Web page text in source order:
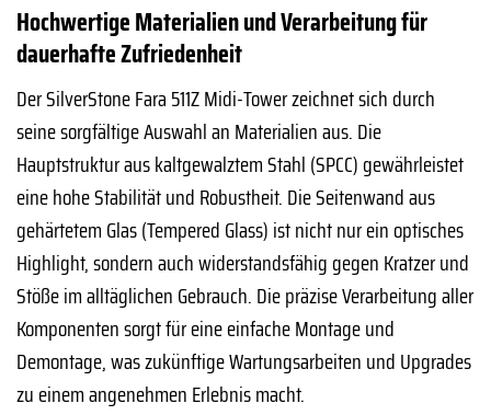
Hochwertige Materialien und Verarbeitung für
dauerhafte Zufriedenheit
Der SilverStone Fara 511Z Midi-Tower zeichnet sich durch
seine sorgfältige Auswahl an Materialien aus. Die
Hauptstruktur aus kaltgewalztem Stahl (SPCC) gewährleistet
eine hohe Stabilität und Robustheit. Die Seitenwand aus
gehärtetem Glas (Tempered Glass) ist nicht nur ein optisches
Highlight, sondern auch widerstandsfähig gegen Kratzer und
Stöße im alltäglichen Gebrauch. Die präzise Verarbeitung aller
Komponenten sorgt für eine einfache Montage und
Demontage, was zukünftige Wartungsarbeiten und Upgrades
zu einem angenehmen Erlebnis macht.